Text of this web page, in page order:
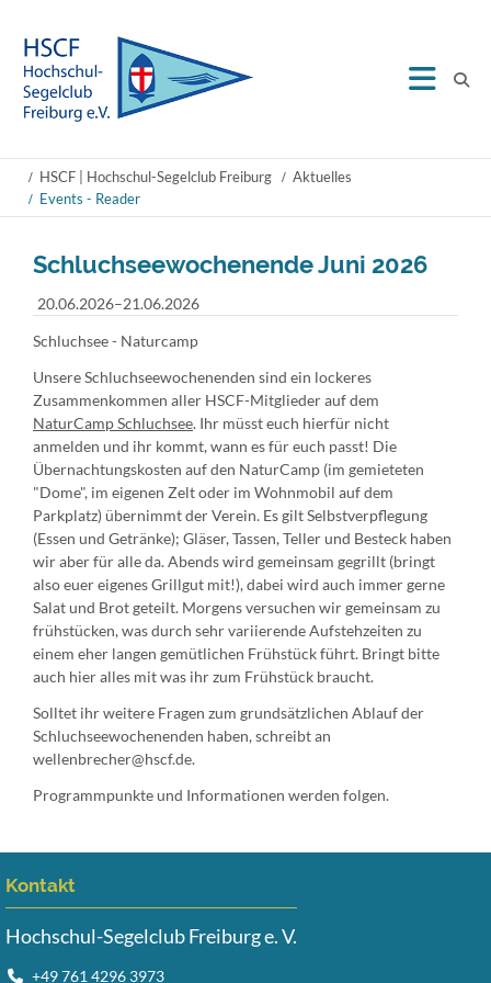
HSCF | Hochschul-Segelclub Freiburg
Aktuelles
Events - Reader
Schluchseewochenende Juni 2026
20.06.2026–21.06.2026
Schluchsee - Naturcamp
Unsere Schluchseewochenenden sind ein lockeres
Zusammenkommen aller HSCF-Mitglieder auf dem
NaturCamp Schluchsee. Ihr müsst euch hierfür nicht
anmelden und ihr kommt, wann es für euch passt! Die
Übernachtungskosten auf den NaturCamp (im gemieteten
"Dome", im eigenen Zelt oder im Wohnmobil auf dem
Parkplatz) übernimmt der Verein. Es gilt Selbstverpflegung
(Essen und Getränke); Gläser, Tassen, Teller und Besteck haben
wir aber für alle da. Abends wird gemeinsam gegrillt (bringt
also euer eigenes Grillgut mit!), dabei wird auch immer gerne
Salat und Brot geteilt. Morgens versuchen wir gemeinsam zu
frühstücken, was durch sehr variierende Aufstehzeiten zu
einem eher langen gemütlichen Frühstück führt. Bringt bitte
auch hier alles mit was ihr zum Frühstück braucht.
Solltet ihr weitere Fragen zum grundsätzlichen Ablauf der
Schluchseewochenenden haben, schreibt an
wellenbrecher@hscf.de.
Programmpunkte und Informationen werden folgen.
Kontakt
Hochschul-Segelclub Freiburg e. V.
+49 761 4296 3973